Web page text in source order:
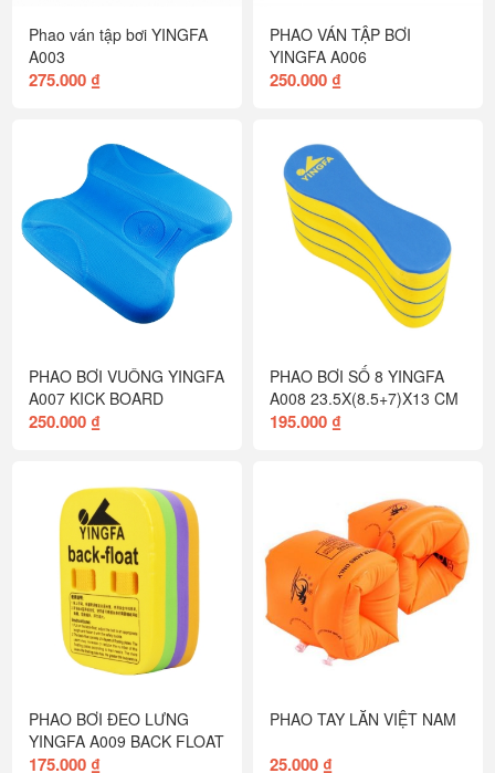
Phao ván tập bơi YINGFA
A003
275.000 ₫
PHAO VÁN TẬP BƠI
YINGFA A006
250.000 ₫
PHAO BƠI VUÔNG YINGFA
A007 KICK BOARD
250.000 ₫
PHAO BƠI SỐ 8 YINGFA
A008 23.5X(8.5+7)X13 CM
195.000 ₫
PHAO BƠI ĐEO LƯNG
YINGFA A009 BACK FLOAT
175.000 ₫
PHAO TAY LĂN VIỆT NAM
25.000 ₫